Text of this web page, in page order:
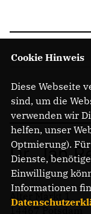
Dr. Jan
Alter Markt 1
Cookie Hinweis
Diese Webseite
sind, um die
verwenden wir
helfen, unser
Optmierung).
Dienste,
Einwilligung
Informationen